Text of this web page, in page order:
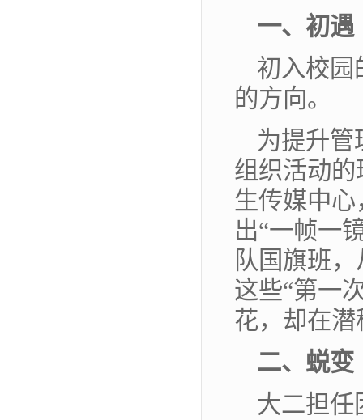
一、初遇
初入校园
的方向。
为提升管
组织活动
生传媒中
出“一帧一
队国旗班
这些“第一
花，却在
二、蜕变
大二担任